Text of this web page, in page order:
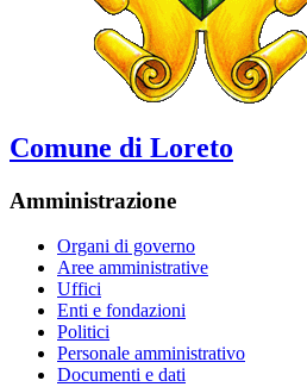
Comune di Loreto
Amministrazione
Organi di governo
Aree amministrative
Uffici
Enti e fondazioni
Politici
Personale amministrativo
Documenti e dati